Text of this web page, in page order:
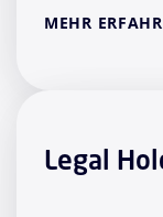
MEHR
Legal